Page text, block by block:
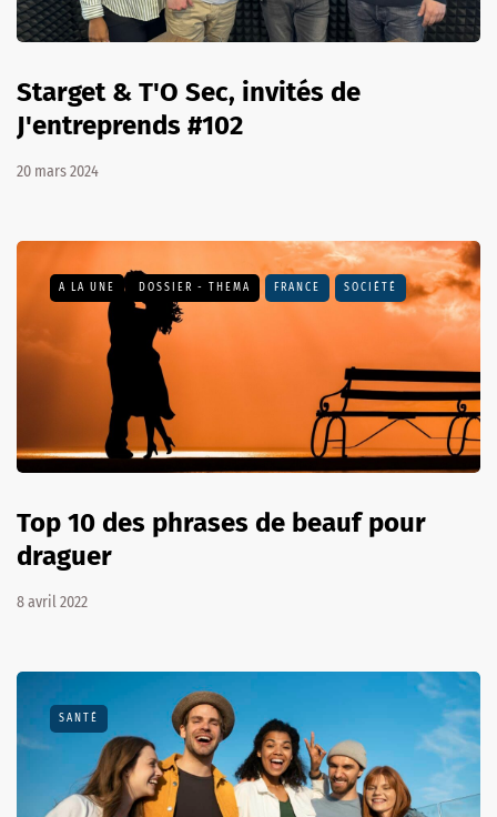
Starget & T'O Sec, invités de
J'entreprends #102
20 mars 2024
A LA UNE DOSSIER - THEMA FRANCE SOCIÉTÉ
Top 10 des phrases de beauf pour
draguer
8 avril 2022
SANTÉ